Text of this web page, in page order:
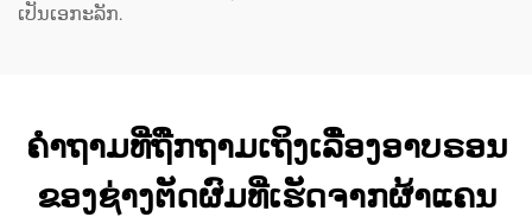
ເປັນເອກະລັກ.
ຄຳຖາມທີ່ຖືກຖາມເຖິງເລື່ອງອາບຣອນ
ຂອງຊ່າງຕັດຜົມທີ່ເຮັດຈາກຜ້າແຄນ